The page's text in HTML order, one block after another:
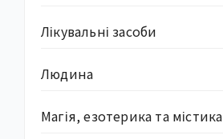
Лікувальні засоби
Людина
Магія, езотерика та містика